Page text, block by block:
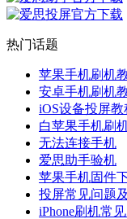
热门话题
苹果手机刷机
安卓手机刷机
iOS设备投屏教
白苹果手机刷
无法连接手机
爱思助手验机
苹果手机固件
投屏常见问题
iPhone刷机常